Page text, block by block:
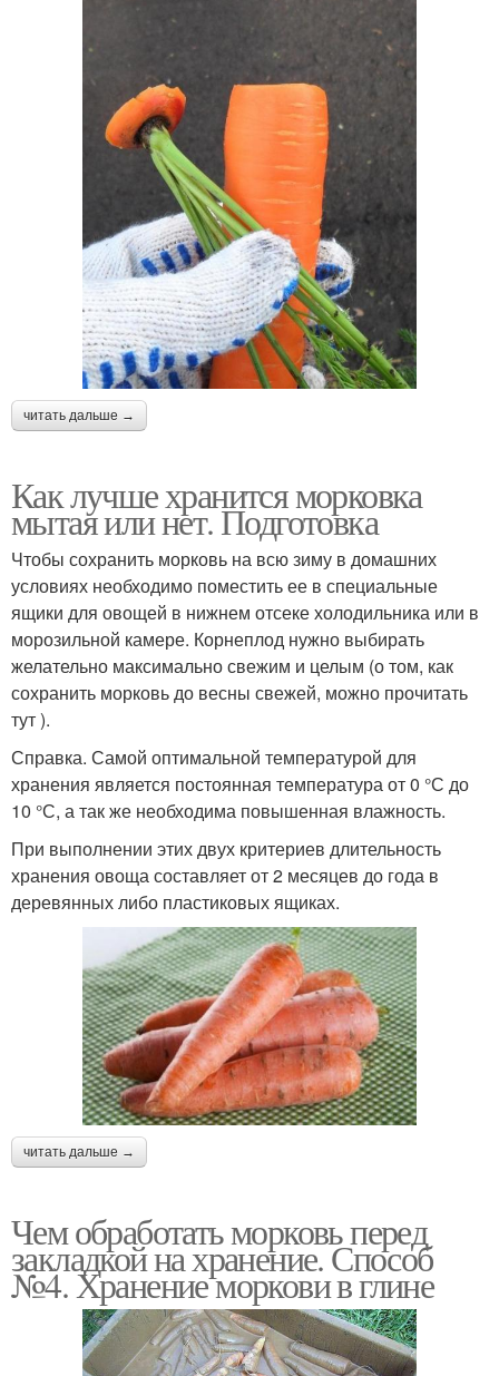
читать дальше →
Как лучше хранится морковка
мытая или нет. Подготовка
Чтобы сохранить морковь на всю зиму в домашних
условиях необходимо поместить ее в специальные
ящики для овощей в нижнем отсеке холодильника или в
морозильной камере. Корнеплод нужно выбирать
желательно максимально свежим и целым (о том, как
сохранить морковь до весны свежей, можно прочитать
тут ).
Справка. Самой оптимальной температурой для
хранения является постоянная температура от 0 °С до
10 °С, а так же необходима повышенная влажность.
При выполнении этих двух критериев длительность
хранения овоща составляет от 2 месяцев до года в
деревянных либо пластиковых ящиках.
читать дальше →
Чем обработать морковь перед
закладкой на хранение. Способ
№4. Хранение моркови в глине